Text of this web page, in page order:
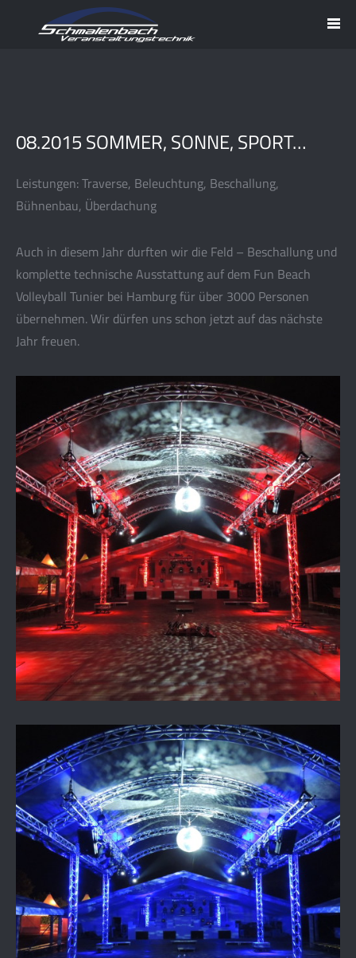
08.2015 SOMMER, SONNE, SPORT…
Leistungen: Traverse, Beleuchtung, Beschallung,
Bühnenbau, Überdachung
Auch in diesem Jahr durften wir die Feld – Beschallung und
komplette technische Ausstattung auf dem Fun Beach
Volleyball Tunier bei Hamburg für über 3000 Personen
übernehmen. Wir dürfen uns schon jetzt auf das nächste
Jahr freuen.